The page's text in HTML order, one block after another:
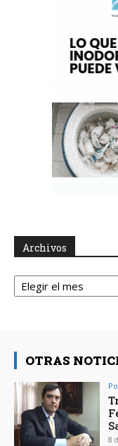
Archivos
Archivos
OTRAS
8